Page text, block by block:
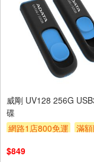
威剛 UV128 256G
碟
網路1店800免運
滿
$849